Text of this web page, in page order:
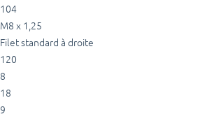
104
M8 x 1,25
Filet standard à droite
120
8
18
9